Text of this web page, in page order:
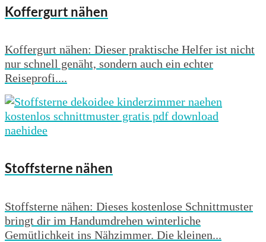
Koffergurt nähen
Koffergurt nähen: Dieser praktische Helfer ist nicht
nur schnell genäht, sondern auch ein echter
Reiseprofi....
Stoffsterne nähen
Stoffsterne nähen: Dieses kostenlose Schnittmuster
bringt dir im Handumdrehen winterliche
Gemütlichkeit ins Nähzimmer. Die kleinen...